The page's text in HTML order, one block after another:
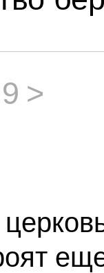
9 >